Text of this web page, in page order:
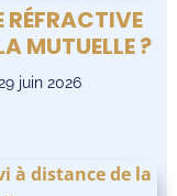
RÉFRACTIVE
MUTUELLE ?
juin 2026